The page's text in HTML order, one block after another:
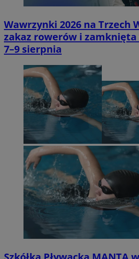
Wawrzynki 2026 na Trzech
zakaz rowerów i
7–9 sierpnia